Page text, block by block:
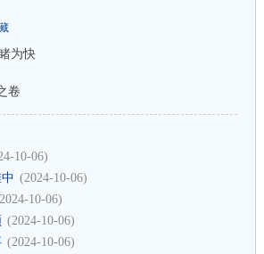
为快
卷
10-06)
(2024-10-06)
10-06)
(2024-10-06)
(2024-10-06)